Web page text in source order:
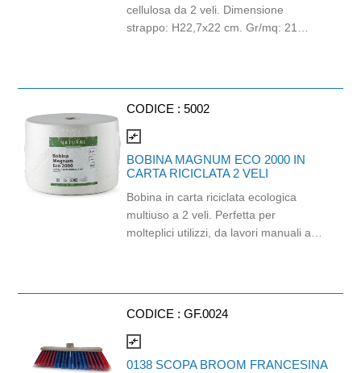
cellulosa da 2 veli. Dimensione
strappo: H22,7x22 cm. Gr/mq: 21
CODICE : 5002
compare_arrows
BOBINA MAGNUM ECO 2000 IN
CARTA RICICLATA 2 VELI
Bobina in carta riciclata ecologica
multiuso a 2 veli. Perfetta per
molteplici utilizzi, da lavori manuali a
Strappo: H26x29cm Gr/mq: 20
CODICE : GF.0024
compare_arrows
0138 SCOPA BROOM FRANCESINA